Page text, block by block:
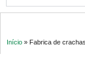
Início » Fabrica de